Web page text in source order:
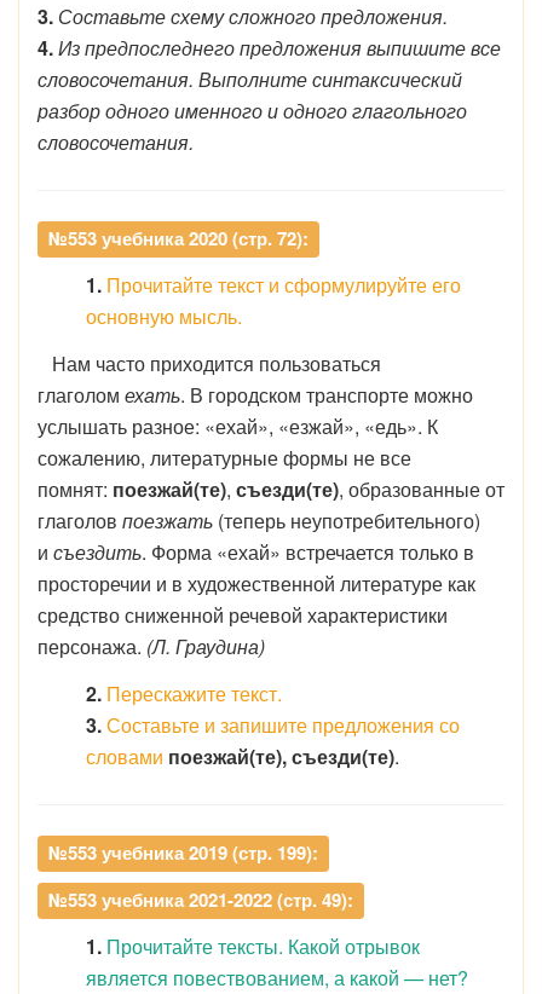
3. Составьте схему сложного предложения.
4.Из предпоследнего предложения выпишите все
словосочетания. Выполните синтаксический
разбор одного именного и одного глагольного
словосочетания.
№553 учебника 2020 (стр. 72):
1. Прочитайте текст и сформулируйте его
основную мысль.
Нам часто приходится пользоваться
глаголом ехать. В городском транспорте можно
услышать разное: «ехай», «езжай», «едь». К
сожалению, литературные формы не все
помнят: поезжай(те), съезди(те), образованные от
глаголов поезжать (теперь неупотребительного)
и съездить. Форма «ехай» встречается только в
просторечии и в художественной литературе как
средство сниженной речевой характеристики
персонажа. (Л. Граудина)
2. Перескажите текст.
3.Составьте и запишите предложения со
словами поезжай(те), съезди(те).
№553 учебника 2019 (стр. 199):
№553 учебника 2021-2022 (стр. 49):
1. Прочитайте тексты. Какой отрывок
является повествованием, а какой — нет?